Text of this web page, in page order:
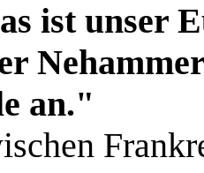
ist unser
an."